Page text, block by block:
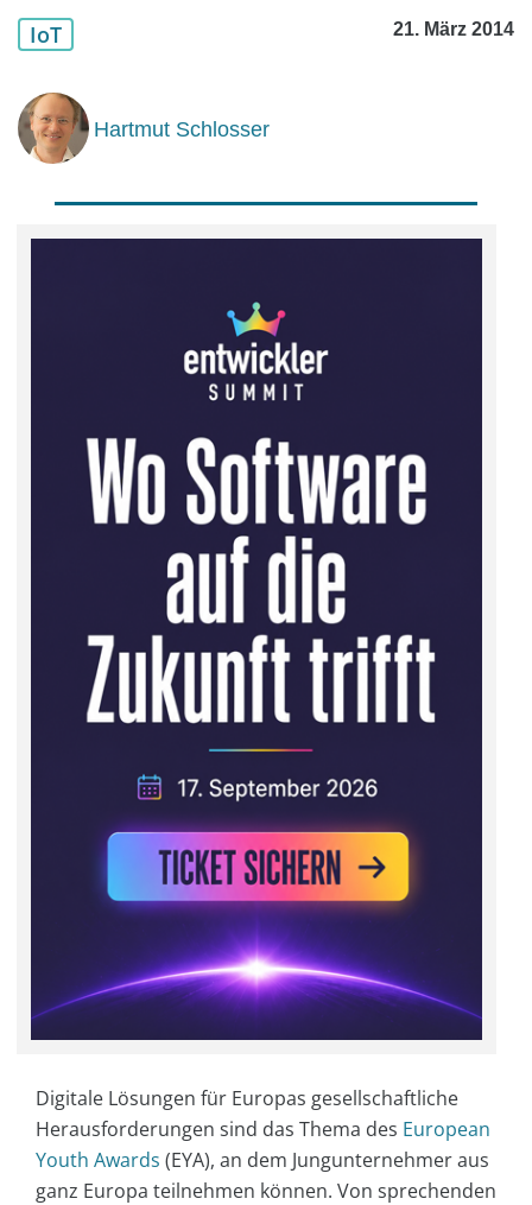
IoT 21. März 2014
Hartmut Schlosser
Digitale Lösungen für Europas gesellschaftliche
Herausforderungen sind das Thema des European
Youth Awards (EYA), an dem Jungunternehmer aus
ganz Europa teilnehmen können. Von sprechenden